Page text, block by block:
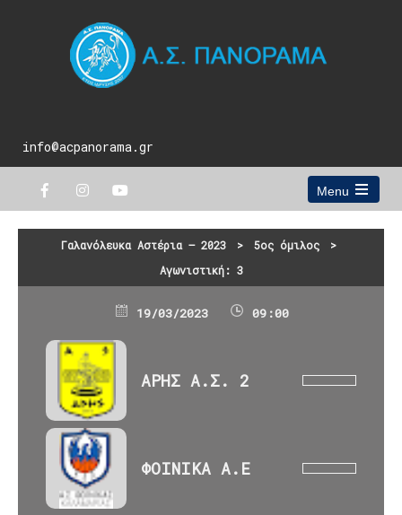
info@acpanorama.gr
Menu
Open
main
Γαλανόλευκα Αστέρια – 2023 > 5ος όμιλος
>
Αγωνιστική: 3
19/03/2023 09:00
ΑΡΗΣ Α.Σ. 2
ΦΟΙΝΙΚΑ Α.Ε